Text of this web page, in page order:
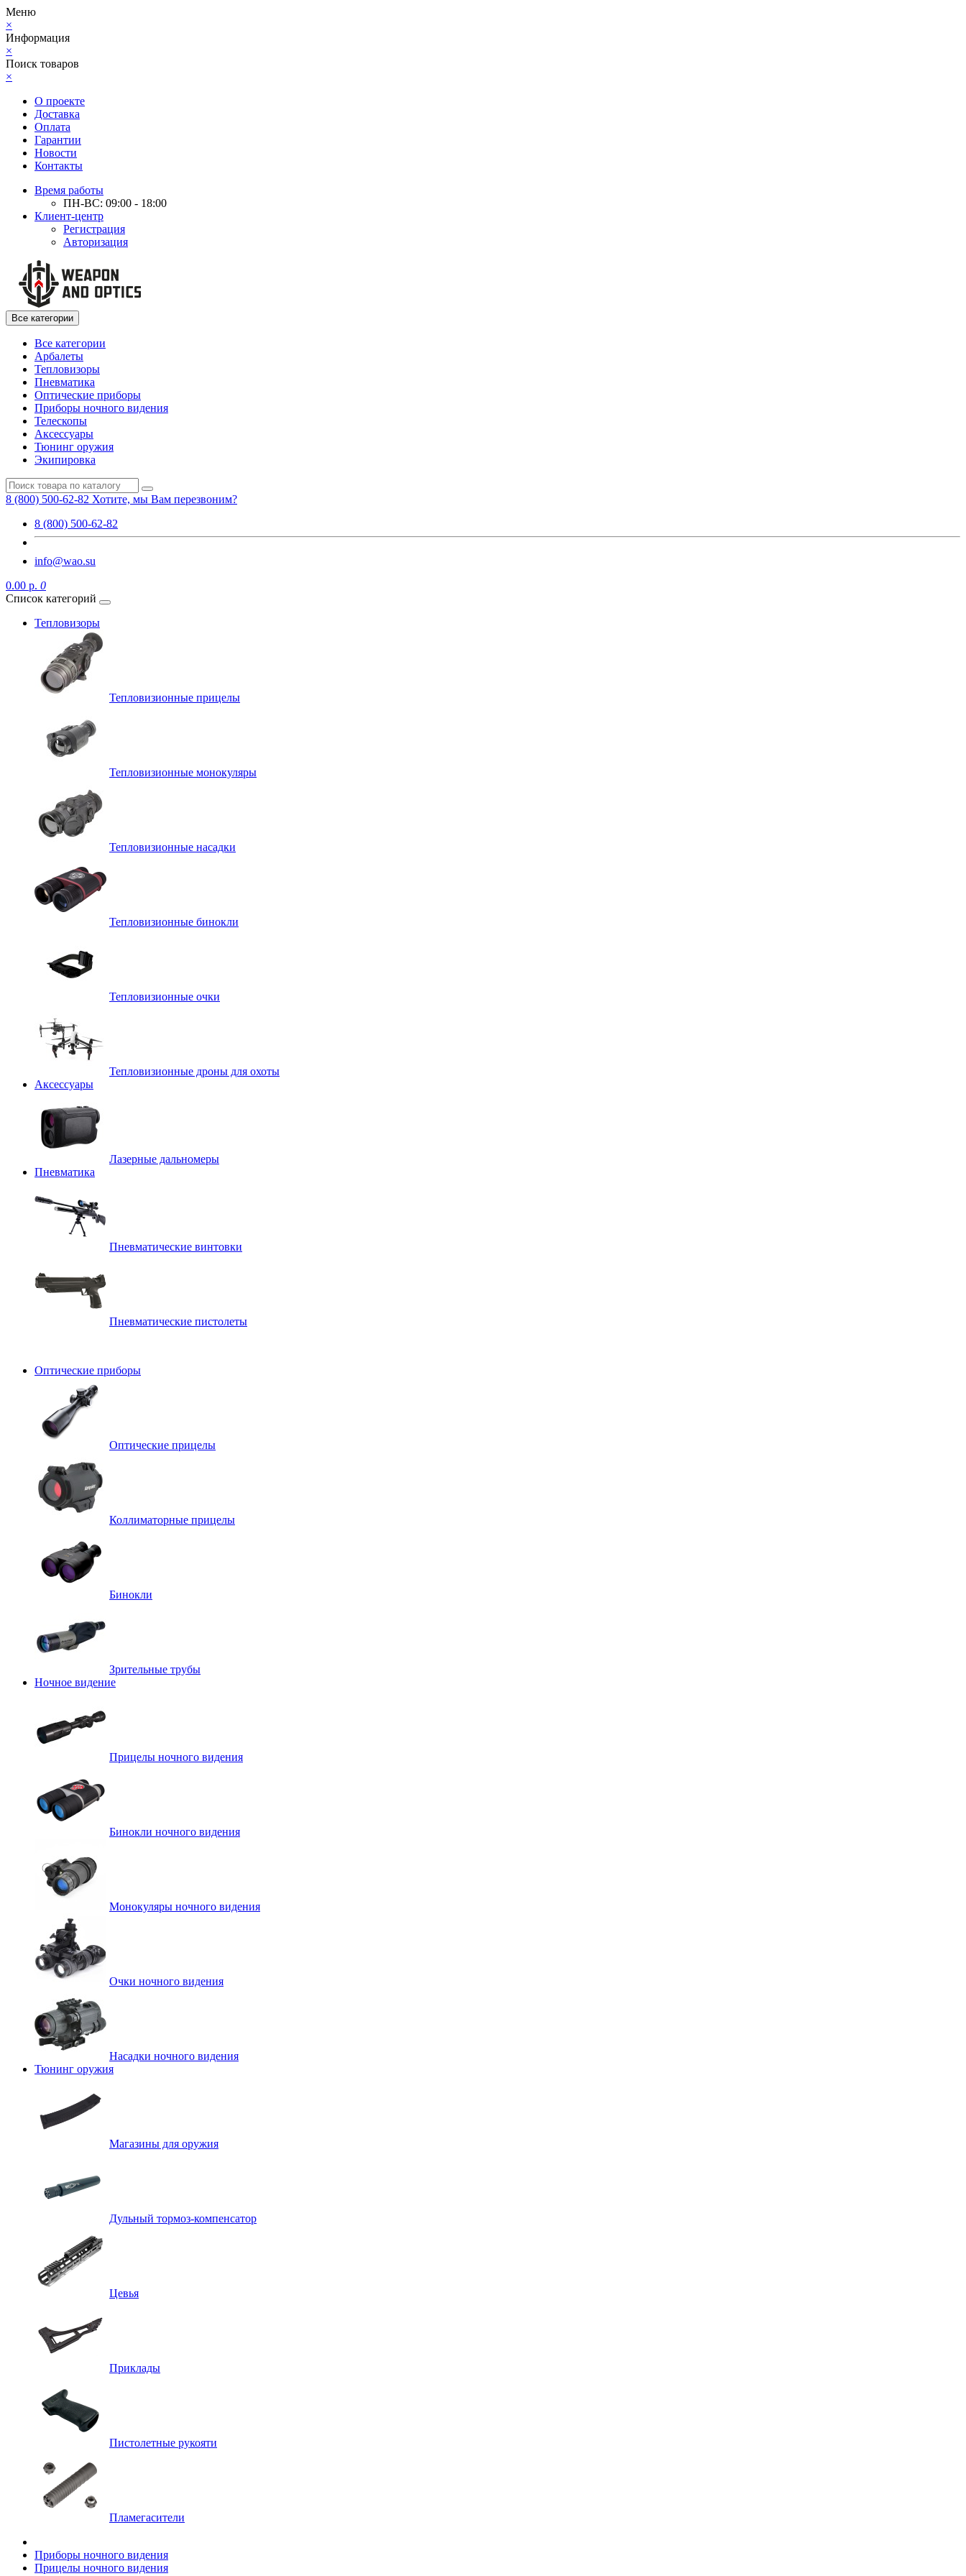
Меню
×
Информация
×
Поиск товаров
×
О проекте
Доставка
Оплата
Гарантии
Новости
Контакты
Время работы
ПН-ВС: 09:00 - 18:00
Клиент-центр
Регистрация
Авторизация
Все категории
Все категории
Арбалеты
Тепловизоры
Пневматика
Оптические приборы
Приборы ночного видения
Телескопы
Аксессуары
Тюнинг оружия
Экипировка
8 (800) 500-62-82 Хотите, мы Вам перезвоним?
8 (800) 500-62-82
info@wao.su
0.00 р. 0
Список категорий
Тепловизоры
Тепловизионные прицелы
Тепловизионные монокуляры
Тепловизионные насадки
Тепловизионные бинокли
Тепловизионные очки
Тепловизионные дроны для охоты
Аксессуары
Лазерные дальномеры
Пневматика
Пневматические винтовки
Пневматические пистолеты
Оптические приборы
Оптические прицелы
Коллиматорные прицелы
Бинокли
Зрительные трубы
Ночное видение
Прицелы ночного видения
Бинокли ночного видения
Монокуляры ночного видения
Очки ночного видения
Насадки ночного видения
Тюнинг оружия
Магазины для оружия
Дульный тормоз-компенсатор
Цевья
Приклады
Пистолетные рукояти
Пламегасители
Приборы ночного видения
Прицелы ночного видения